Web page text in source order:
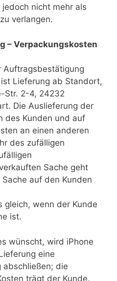
nicht mehr als
verlangen.
– Verpackungskosten
Auftragsbestätigung
Lieferung ab Standort,
Str. 2-4, 24232
Die Auslieferung der
des Kunden und auf
an einen anderen
des zufälligen
Sache geht
auf den Kunden
gleich, wenn der Kunde
ist.
wünscht, wird iPhone
eine
abschließen; die
trägt der Kunde.